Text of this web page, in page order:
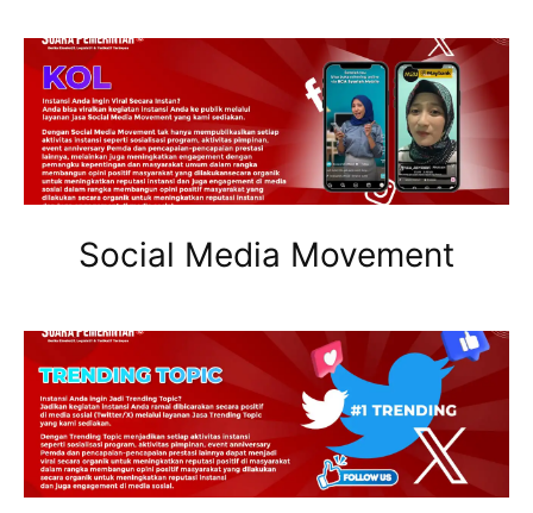
Social Media Movement